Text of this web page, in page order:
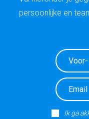
persoonlijke en
Ik ga